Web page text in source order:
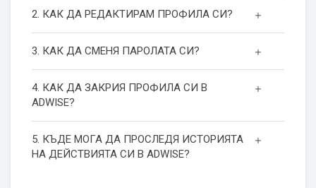
2. КАК ДА РЕДАКТИРАМ ПРОФИЛА СИ?
3. КАК ДА СМЕНЯ ПАРОЛАТА СИ?
4. КАК ДА ЗАКРИЯ ПРОФИЛА СИ В
ADWISE?
5. КЪДЕ МОГА ДА ПРОСЛЕДЯ ИСТОРИЯТА
НА ДЕЙСТВИЯТА СИ В ADWISE?